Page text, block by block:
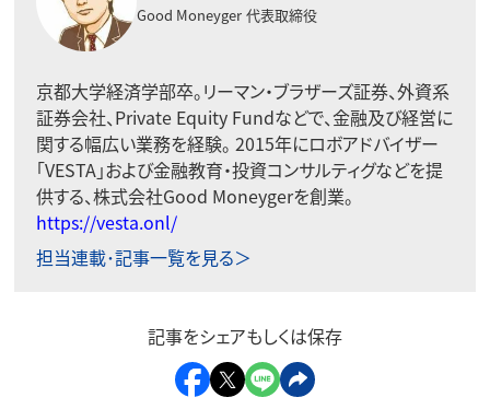
Good Moneyger 代表取締役
京都大学経済学部卒。リーマン・ブラザーズ証券、外資系
証券会社、Private Equity Fundなどで、金融及び経営に
関する幅広い業務を経験。 2015年にロボアドバイザー
「VESTA」および金融教育・投資コンサルティグなどを提
供する、株式会社Good Moneygerを創業。
https://vesta.onl/
担当連載･記事一覧を見る＞
記事をシェアもしくは保存